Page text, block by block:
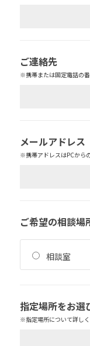
ご連絡先
※携帯または固定電話の
メールアドレス
※携帯アドレスはPCから
ご希望の相談場
相談室
指定場所をお選
※指定場所について詳し